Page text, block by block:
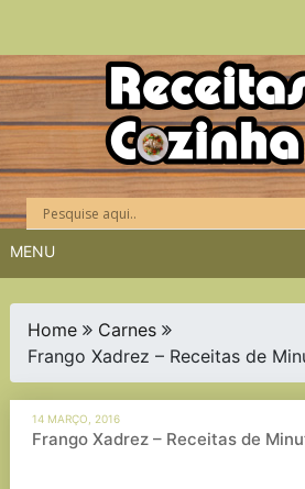
Skip
to
content
MENU
Home
Carnes
Frango Xadrez – Receitas de
14 MARÇO, 2016
Frango Xadrez – Receitas de